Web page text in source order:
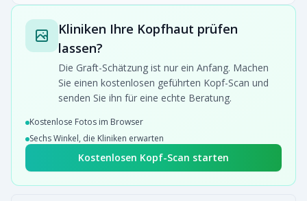
Kliniken Ihre Kopfhaut prüfen
lassen?
Die Graft-Schätzung ist nur ein Anfang. Machen
Sie einen kostenlosen geführten Kopf-Scan und
senden Sie ihn für eine echte Beratung.
Kostenlose Fotos im Browser
Sechs Winkel, die Kliniken erwarten
Kostenlosen Kopf-Scan starten